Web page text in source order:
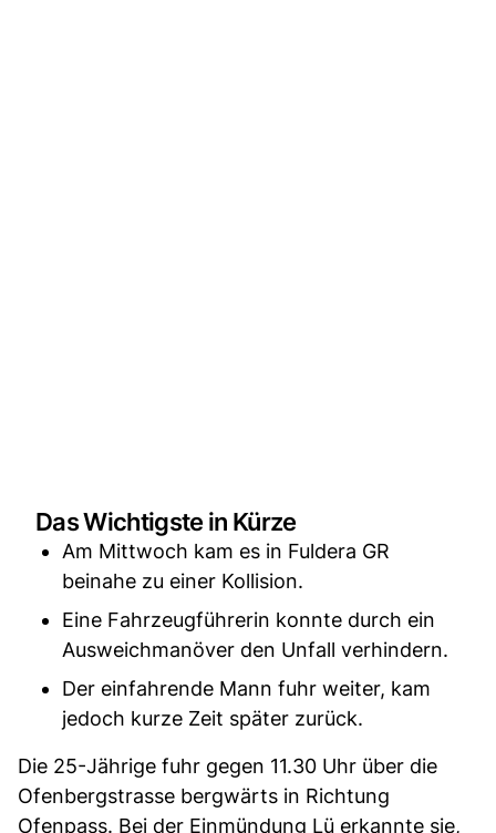
Das Wichtigste in Kürze
Am Mittwoch kam es in Fuldera GR
beinahe zu einer Kollision.
Eine Fahrzeugführerin konnte durch ein
Ausweichmanöver den Unfall verhindern.
Der einfahrende Mann fuhr weiter, kam
jedoch kurze Zeit später zurück.
Die 25-Jährige fuhr gegen 11.30 Uhr über die
Ofenbergstrasse bergwärts in Richtung
Ofenpass. Bei der Einmündung Lü erkannte sie,